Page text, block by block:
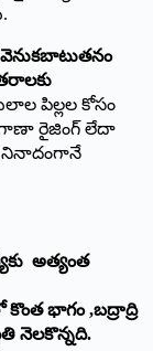
వెనుకబాటుతనం
పిల్లల కోసం
రైజింగ్ లేదా
నినాదంగానే
అత్యంత
భాగం ,బద్రాద్రి
నెలకొన్నది.